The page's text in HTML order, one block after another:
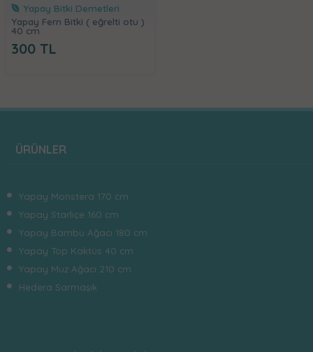
Yapay Bitki Demetleri
Yapay Fern Bitki ( eğrelti otu )
40 cm
300 TL
ÜRÜNLER
Yapay Monstera 170 cm
Yapay Starliçe 160 cm
Yapay Bambu Ağacı 180 cm
Yapay Top Kaktüs 40 cm
Yapay Muz Ağacı 210 cm
Hedera Sarmaşık